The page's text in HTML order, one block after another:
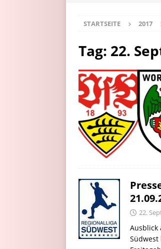
STARTSEITE 2017
Tag: 22.
22.
Ausblick